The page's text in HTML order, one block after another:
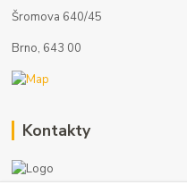
Šromova 640/45
Brno, 643 00
Kontakty